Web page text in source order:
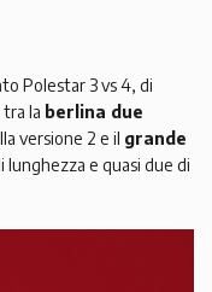
Polestar 3 vs 4, di
la berlina due
versione 2 e il grande
e quasi due di